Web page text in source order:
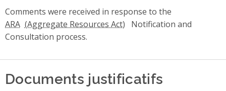
Comments were received in response to the
ARA
Notification and
Consultation process.
Documents justificatifs